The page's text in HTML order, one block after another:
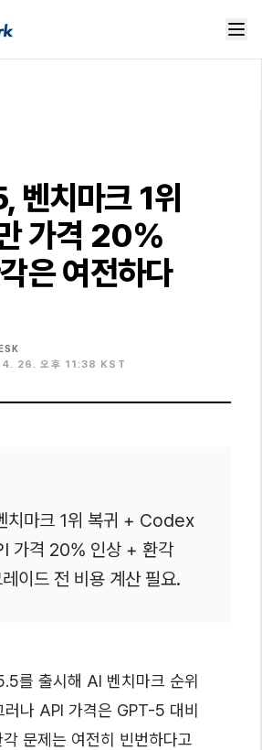
치마크 1위
가격 20%
은 여전하다
26. 오후 11:38 KST
치마크 1위 복귀 + Codex
가격 20% 인상 + 환각
이드 전 비용 계산 필요.
를 출시해 AI 벤치마크 순위
러나 API 가격은 GPT-5 대비
문제는 여전히 빈번하다고